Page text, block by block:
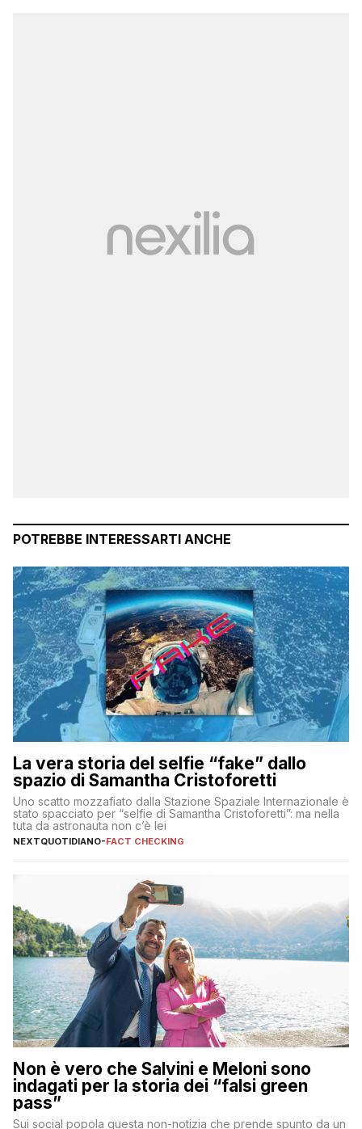
POTREBBE INTERESSARTI ANCHE
La vera storia del selfie “fake” dallo
spazio di Samantha Cristoforetti
Uno scatto mozzafiato dalla Stazione Spaziale Internazionale è
stato spacciato per “selfie di Samantha Cristoforetti”: ma nella
tuta da astronauta non c’è lei
NEXTQUOTIDIANO-FACT CHECKING
Non è vero che Salvini e Meloni sono
indagati per la storia dei “falsi green
pass”
Sui social popola questa non-notizia che prende spunto da un